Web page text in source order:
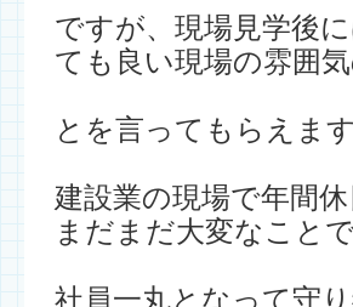
ですが、現場見学後
ても良い現場の雰囲気
とを言ってもらえま
建設業の現場で年間
まだまだ大変なこと
社員一丸となって守